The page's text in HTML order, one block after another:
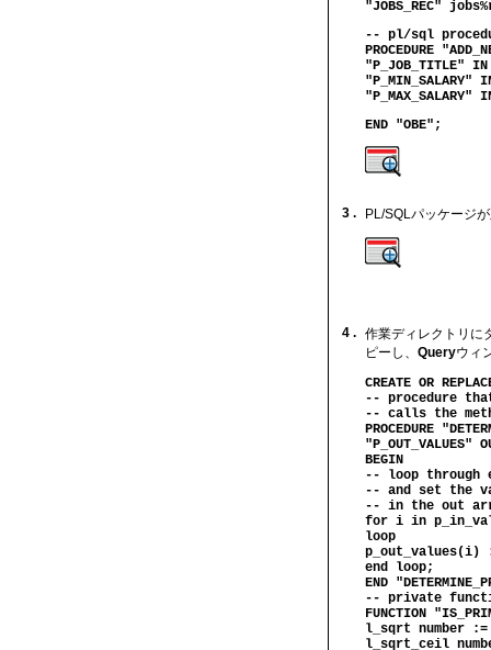
"JOBS_REC"
-- pl/sql
PROCEDURE
"P_JOB_TITLE" IN
"P_MIN_SALARY"
"P_MAX_SALARY"
END "OBE";
3 . PL/SQLパッケージ
4 . 作業ディレクトリに
ピーし、 Queryウィ
CREATE OR
-- procedure
-- calls the
PROCEDURE
"P_OUT_VALUES"
BEGIN
-- loop through
-- and set the
-- in the out
for i in
loop
p_out_values(i)
end loop;
END
-- private
FUNCTION
l_sqrt number
l_sqrt_ceil